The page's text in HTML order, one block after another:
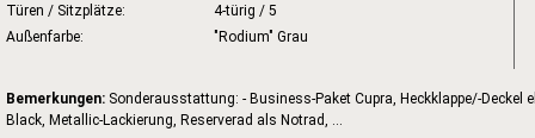
Türen / Sitzplätze:
4-türig / 5
Außenfarbe:
"Rodium" Grau
Bemerkungen: Sonderausstattung: - Business-Paket Cupra, Heckklappe/-
Black, Metallic-Lackierung, Reserverad als Notrad, ...